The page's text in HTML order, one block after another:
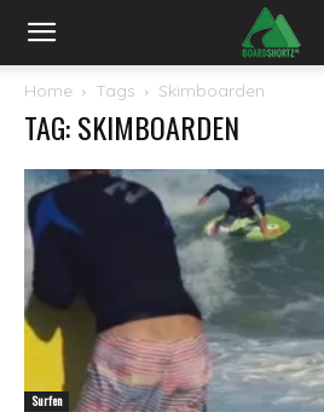
Home Tags Skimboarden
TAG: SKIMBOARDEN
Surfen